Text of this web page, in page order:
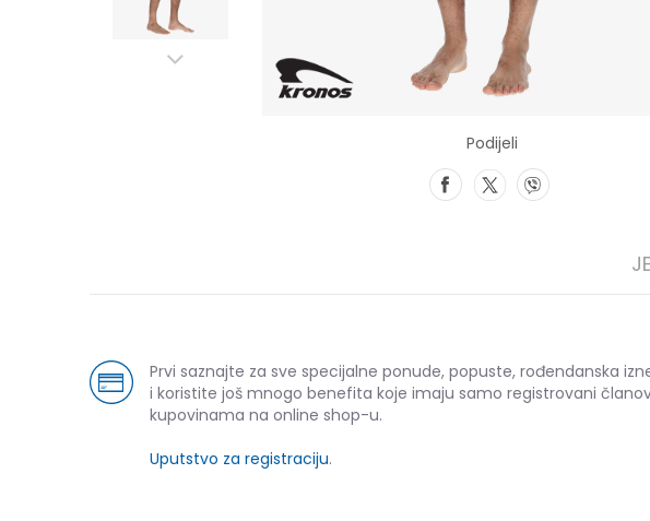
Podijeli
Prvi saznajte za sve specijalne ponude, popuste, rođendanska
i koristite još mnogo benefita koje imaju samo registrovani
kupovinama na online shop-u.
Uputstvo za registraciju.